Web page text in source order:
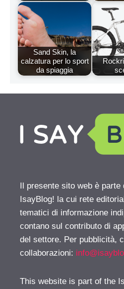
Sand Skin, la
calzatura per lo sport
da spiaggia
Il presente sito web è parte
IsayBlog! la cui rete
tematici di informazione
contano sul contributo di
del settore. Per pubblicità,
collaborazioni:
This website is part of the